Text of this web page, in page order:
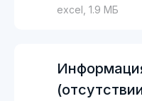
excel, 1.9 МБ